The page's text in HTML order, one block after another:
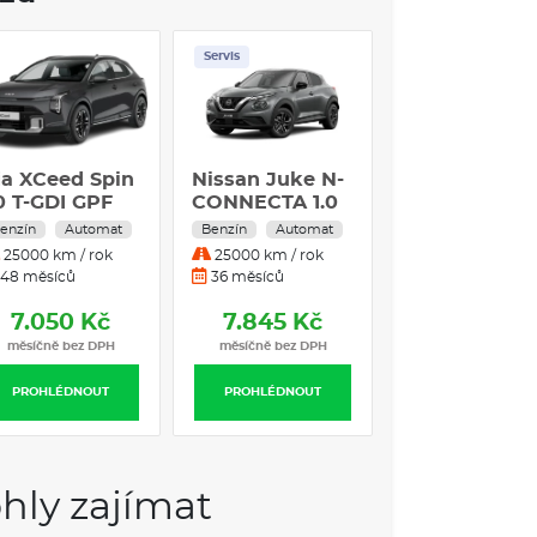
pásu, optická a akustická, el. kontakt
a zamykání
ovládáním
POJIŠTĚNÍ
10%
- ČESKÝ CROSSOVER
Nyní k dispozici i na
operativní leasing
XCeed Spin
T-GDI GPF
Automat
25000 km / rok
48 měsíců
PROHLÉDNOUT
7.050 Kč
měsíčně bez DPH
Servis
Nissan Juke N-
CONNECTA 1.0
DIG-T 84 kW
Benzín
Automatická
Benzín Automat
25000 km / rok
36 měsíců
PROHLÉDNOUT
7.845 Kč
měsíčně bez DPH
zajímat